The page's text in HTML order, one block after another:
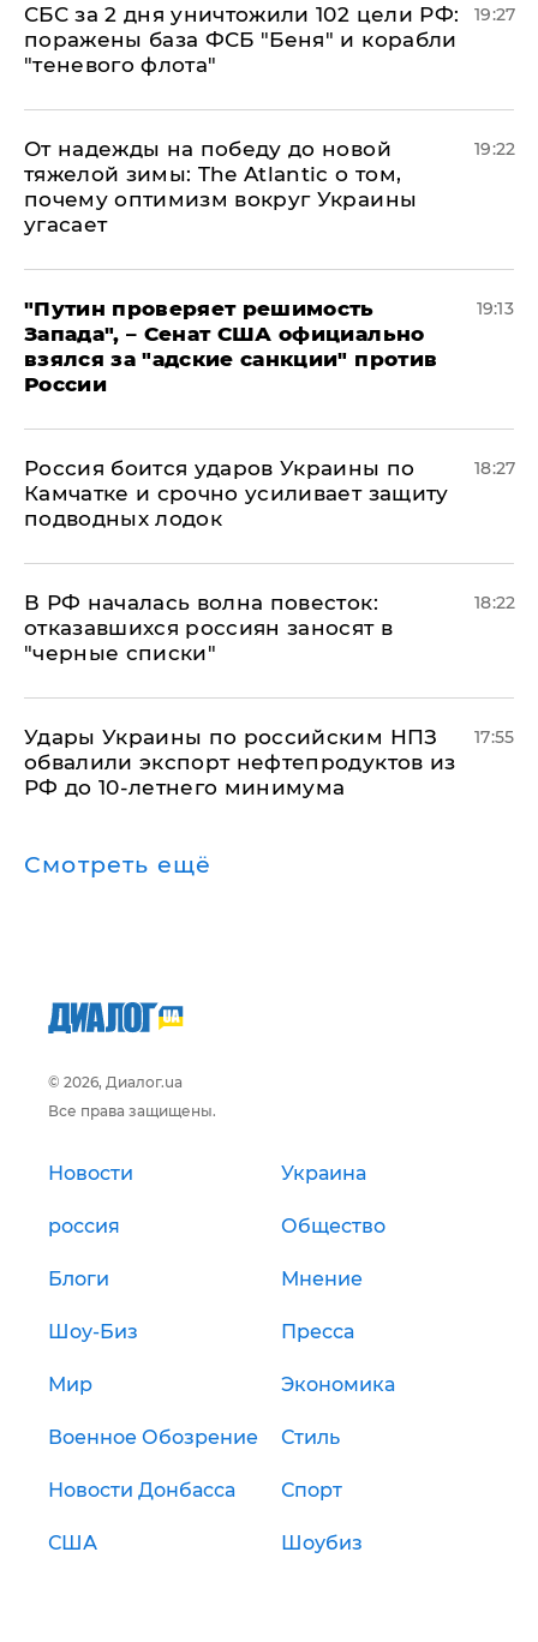
СБС за 2 дня уничтожили 102 цели РФ:
поражены база ФСБ "Беня" и корабли
"теневого флота"
19:27
От надежды на победу до новой
тяжелой зимы: The Atlantic о том,
почему оптимизм вокруг Украины
угасает
19:22
"Путин проверяет решимость
Запада", – Сенат США официально
взялся за "адские санкции" против
России
19:13
Россия боится ударов Украины по
Камчатке и срочно усиливает защиту
подводных лодок
18:27
​В РФ началась волна повесток:
отказавшихся россиян заносят в
"черные списки"
18:22
Удары Украины по российским НПЗ
обвалили экспорт нефтепродуктов из
РФ до 10-летнего минимума
17:55
Смотреть ещё
© 2026, Диалог.ua
Все права защищены.
Новости Украина
россия Общество
Блоги Мнение
Шоу-Биз Пресса
Мир Экономика
Военное Обозрение Стиль
Новости Донбасса Спорт
США Шоубиз